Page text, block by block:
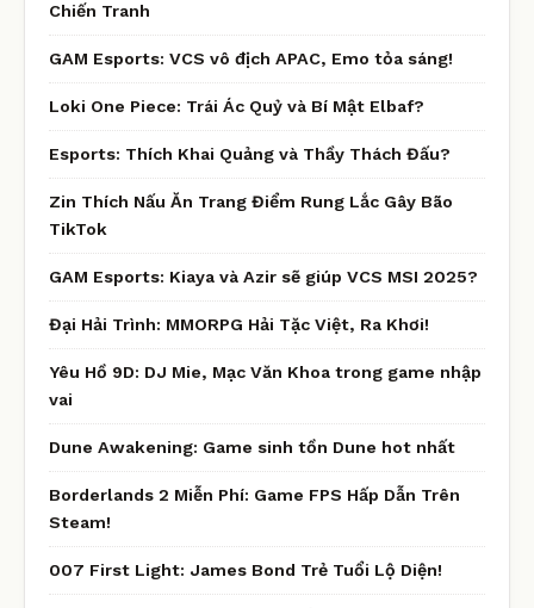
Chiến Tranh
GAM Esports: VCS vô địch APAC, Emo tỏa sáng!
Loki One Piece: Trái Ác Quỷ và Bí Mật Elbaf?
Esports: Thích Khai Quảng và Thầy Thách Đấu?
Zin Thích Nấu Ăn Trang Điểm Rung Lắc Gây Bão
TikTok
GAM Esports: Kiaya và Azir sẽ giúp VCS MSI 2025?
Đại Hải Trình: MMORPG Hải Tặc Việt, Ra Khơi!
Yêu Hồ 9D: DJ Mie, Mạc Văn Khoa trong game nhập
vai
Dune Awakening: Game sinh tồn Dune hot nhất
Borderlands 2 Miễn Phí: Game FPS Hấp Dẫn Trên
Steam!
007 First Light: James Bond Trẻ Tuổi Lộ Diện!